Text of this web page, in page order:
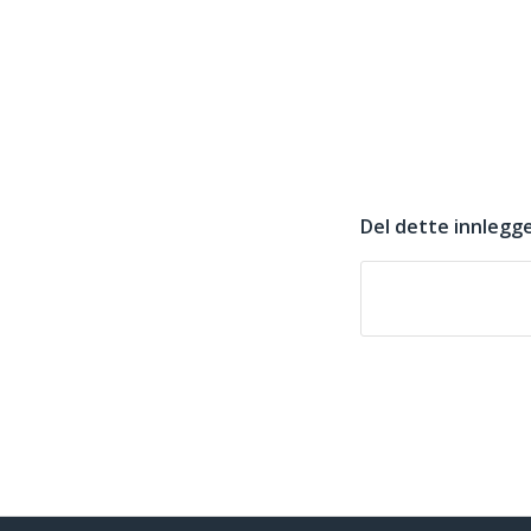
Del dette